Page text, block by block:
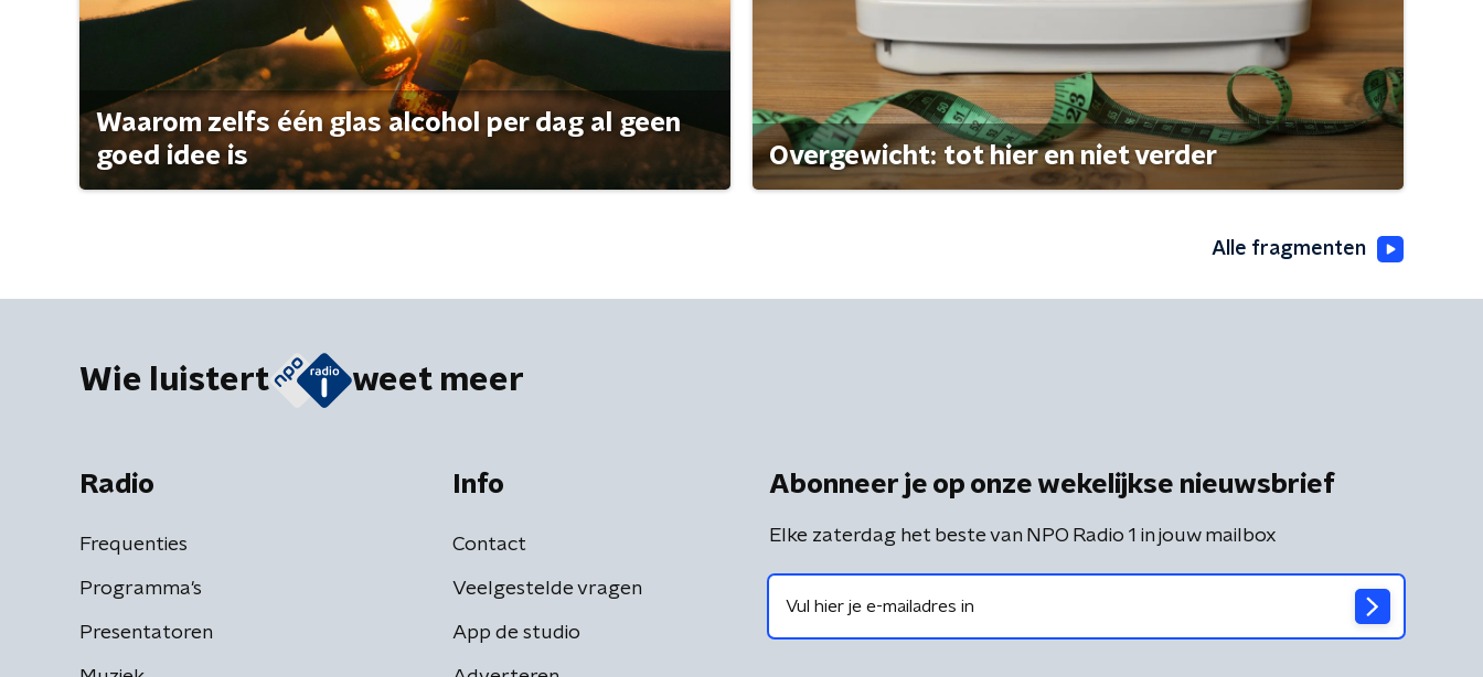
Waarom zelfs één glas alcohol per dag al geen
goed idee is
Overgewicht: tot hier en niet verder
Alle fragmenten
Wie luistert weet meer
Radio
Frequenties
Programma's
Presentatoren
Info
Contact
Veelgestelde vragen
App de studio
Abonneer je op onze wekelijkse nieuwsbrief
Elke zaterdag het beste van NPO Radio 1 in jouw mailbox